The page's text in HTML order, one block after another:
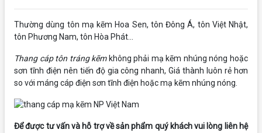
Thường dùng tôn mạ kẽm Hoa Sen, tôn Đông Á, tôn Việt Nhật,
tôn Phương Nam, tôn Hòa Phát...
Thang cáp tôn tráng kẽmkhông phải mạ kẽm nhúng nóng hoặc
sơn tĩnh điện nên tiến độ gia công nhanh, Giá thành luôn rẻ hơn
so với máng cáp điện sơn tĩnh điện hoặc mạ kẽm nhúng nóng.
Để được tư vấn và hỗ trợ về sản phẩm quý khách vui lòng liên hệ